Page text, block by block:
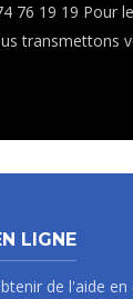
76 19 19 Pour
transmettons
LIGNE
de l'aide